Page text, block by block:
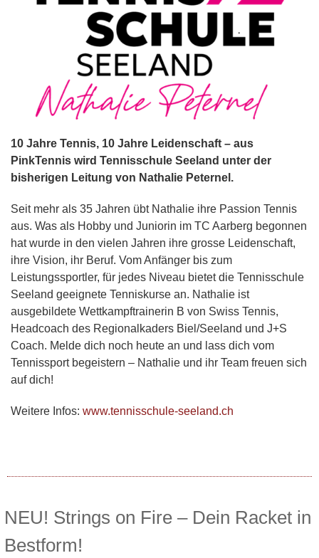
10 Jahre Tennis, 10 Jahre Leidenschaft – aus
PinkTennis wird Tennisschule Seeland unter der
bisherigen Leitung von Nathalie Peternel.
Seit mehr als 35 Jahren übt Nathalie ihre Passion Tennis
aus. Was als Hobby und Juniorin im TC Aarberg begonnen
hat wurde in den vielen Jahren ihre grosse Leidenschaft,
ihre Vision, ihr Beruf. Vom Anfänger bis zum
Leistungssportler, für jedes Niveau bietet die Tennisschule
Seeland geeignete Tenniskurse an. Nathalie ist
ausgebildete Wettkampftrainerin B von Swiss Tennis,
Headcoach des Regionalkaders Biel/Seeland und J+S
Coach. Melde dich noch heute an und lass dich vom
Tennissport begeistern – Nathalie und ihr Team freuen sich
auf dich!
Weitere Infos: www.tennisschule-seeland.ch
NEU! Strings on Fire – Dein Racket in
Bestform!